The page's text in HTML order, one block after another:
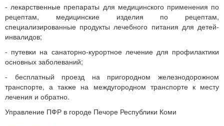
- лекарственные препараты для медицинского применения по
рецептам, медицинские изделия по рецептам,
специализированные продукты лечебного питания для детей-
инвалидов;
- путевки на санаторно-курортное лечение для профилактики
основных заболеваний;
- бесплатный проезд на пригородном железнодорожном
транспорте, а также на междугородном транспорте к месту
лечения и обратно.
Управление ПФР в городе Печоре Республики Коми